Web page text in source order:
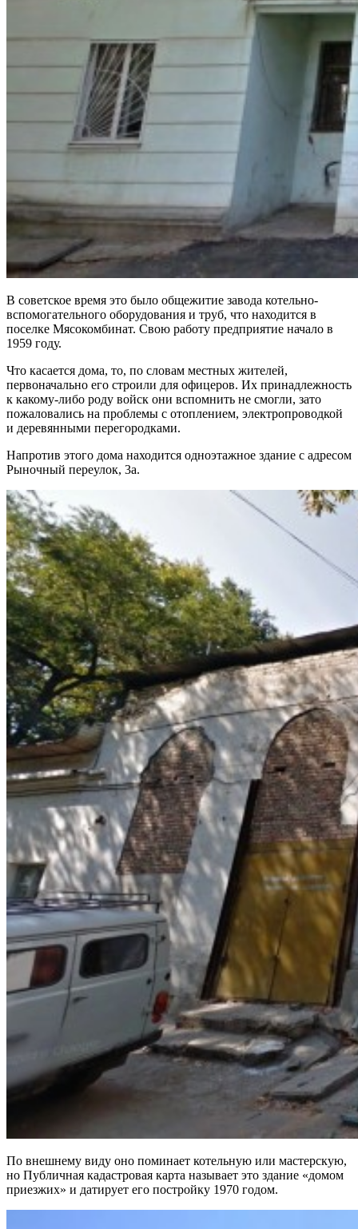
В советское время это было общежитие завода котельно-
вспомогательного оборудования и труб, что находится в
поселке Мясокомбинат. Свою работу предприятие начало в
1959 году.
Что касается дома, то, по словам местных жителей,
первоначально его строили для офицеров. Их принадлежность
к какому-либо роду войск они вспомнить не смогли, зато
пожаловались на проблемы с отоплением, электропроводкой
и деревянными перегородками.
Напротив этого дома находится одноэтажное здание с адресом
Рыночный переулок, 3а.
По внешнему виду оно поминает котельную или мастерскую,
но Публичная кадастровая карта называет это здание «домом
приезжих» и датирует его постройку 1970 годом.